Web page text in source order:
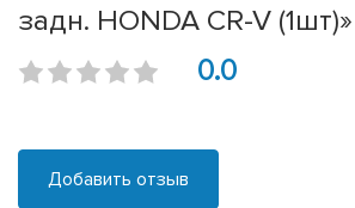
задн. HONDA CR-V (1шт)»
0.0
Добавить отзыв